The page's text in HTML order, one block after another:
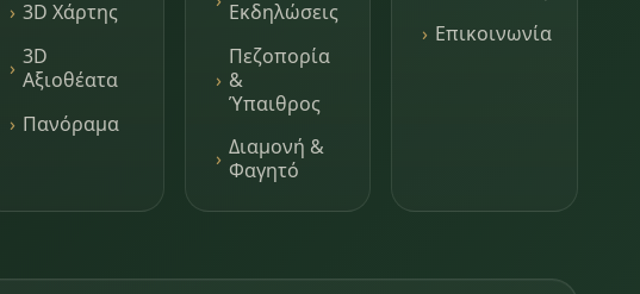
3D Χάρτης
3D
Αξιοθέατα
Πανόραμα
Εκδηλώσεις
Πεζοπορία
&
Ύπαιθρος
Διαμονή &
Φαγητό
Επικοινωνία